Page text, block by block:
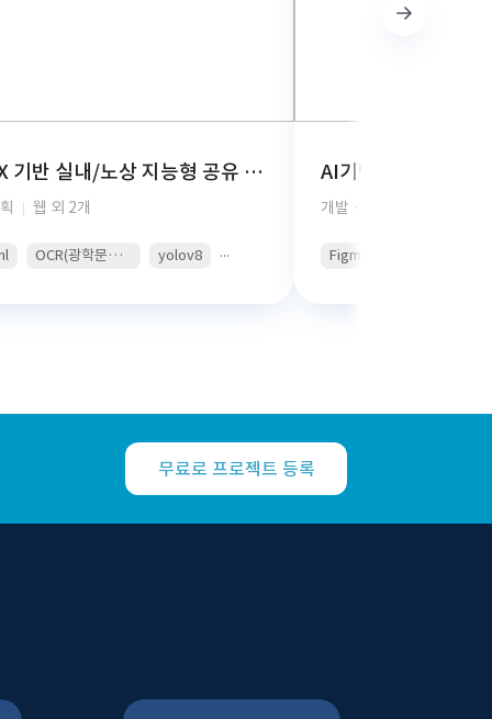
AI-BOX 기반 실내/노상 지능형 공유 주차 관제 시스템 개발
웹 외 2개
OCR(광학문자인식) yolov8 ...
개발 · 디자인 · 기획
Figma
무료로 프로젝트 등록